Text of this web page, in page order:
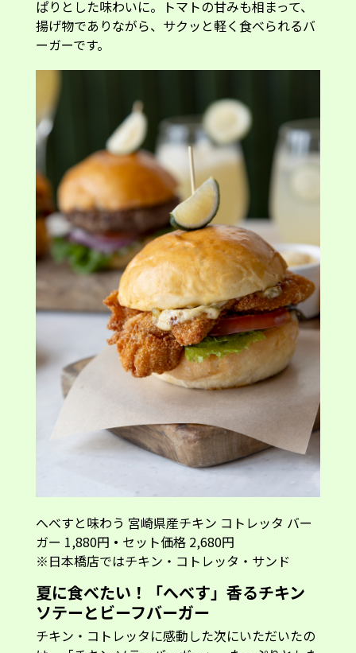
へべすと味わう 宮崎県産チキン コトレッタ バー
ガー 1,880円・セット価格 2,680円
※日本橋店ではチキン・コトレッタ・サンド
夏に食べたい！「へべす」香るチキン
ソテーとビーフバーガー
チキン・コトレッタに感動した次にいただいたの
は、「チキン ソテーバーガー」。たっぷりとした
厚みの宮崎県産鶏肉をジューシーに焼き上げ、バ
ンズでサンド。香ばしくソテーしたチキンに「へ
べす」果汁を絞ることで、肉の旨みと柑橘の爽や
かな香りが調和します。